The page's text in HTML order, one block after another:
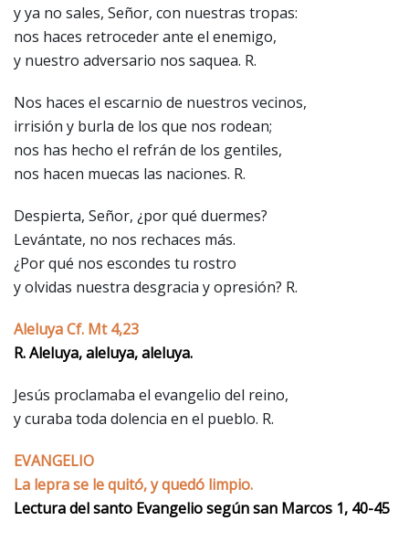
y ya no sales, Señor, con nuestras tropas:
nos haces retroceder ante el enemigo,
y nuestro adversario nos saquea. R.
Nos haces el escarnio de nuestros vecinos,
irrisión y burla de los que nos rodean;
nos has hecho el refrán de los gentiles,
nos hacen muecas las naciones. R.
Despierta, Señor, ¿por qué duermes?
Levántate, no nos rechaces más.
¿Por qué nos escondes tu rostro
y olvidas nuestra desgracia y opresión? R.
Aleluya Cf. Mt 4,23
R. Aleluya, aleluya, aleluya.
Jesús proclamaba el evangelio del reino,
y curaba toda dolencia en el pueblo. R.
EVANGELIO
La lepra se le quitó, y quedó limpio.
Lectura del santo Evangelio según san Marcos 1, 40-45